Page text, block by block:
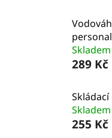
289 Kč
255 Kč